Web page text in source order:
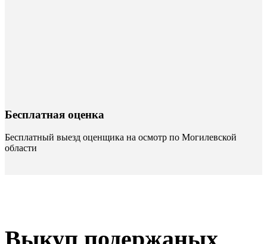
Бесплатная оценка
Бесплатный выезд оценщика на осмотр по Могилевской
области